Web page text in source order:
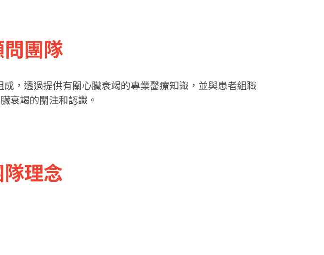
團隊
，透過提供有關心臟衰竭的專業醫療知識，並與患者組職
衰竭的關注和認識。
理念